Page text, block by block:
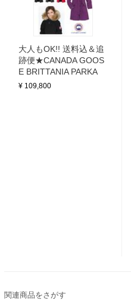
大人もOK!! 送料込＆追
跡便★CANADA GOOS
E BRITTANIA PARKA
¥ 109,800
関連商品をさがす